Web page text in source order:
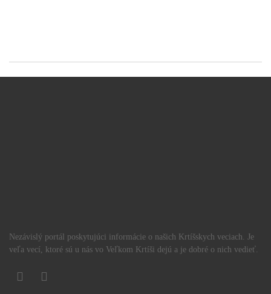
Nezávislý portál poskytujúci informácie o našich Krtíšskych veciach. Je
veľa vecí, ktoré sú u nás vo Veľkom Krtíši dejú a je dobré o nich vedieť.